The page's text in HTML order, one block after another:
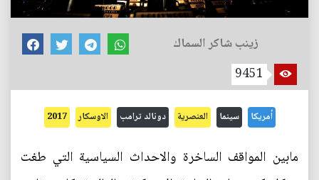
زينب شاكر السماك
9451
أمريكا سينما العنصرية دونالد ترامب الاوسكار 2017
مابين المواقف الساخرة والاحداث السياسية التي طغت